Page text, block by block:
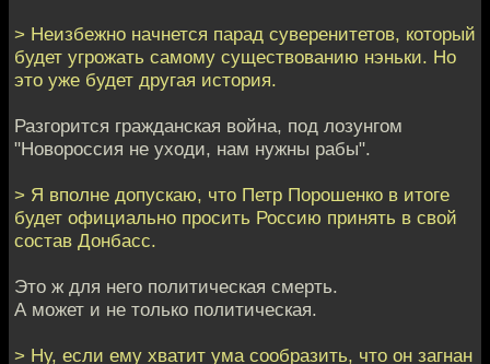
> Неизбежно начнется парад суверенитетов, который
будет угрожать самому существованию нэньки. Но
это уже будет другая история.
Разгорится гражданская война, под лозунгом
"Новороссия не уходи, нам нужны рабы".
> Я вполне допускаю, что Петр Порошенко в итоге
будет официально просить Россию принять в свой
состав Донбасс.
Это ж для него политическая смерть.
А может и не только политическая.
> Ну, если ему хватит ума сообразить, что он загнан